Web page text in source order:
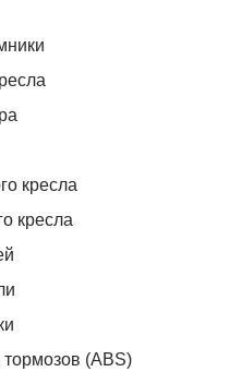
кресла
кресла
(ABS)